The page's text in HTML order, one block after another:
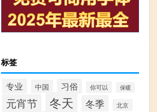
标签
专业 中国 习俗 你可以 保暖
元宵节 冬天 冬季 北京